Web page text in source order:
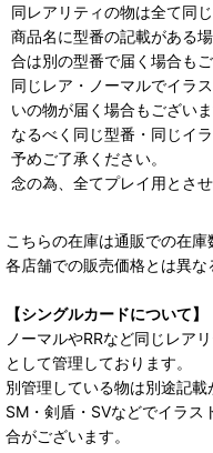
同レアリティの物は全て同
商品名に型番の記載がある
合は別の型番で届く場合もご
同じレア・ノーマルでイラ
いの物が届く場合もございま
なるべく同じ型番・同じイ
予めご了承ください。
念の為、全てプレイ用とさせ
こちらの在庫は通販での在庫
各店舗での販売価格とは異な
【シングルカードについて】
ノーマルやRRなど同じレア
として管理しております。
別管理している物は別途記
SM・剣盾・SVなどでイラス
合がございます。